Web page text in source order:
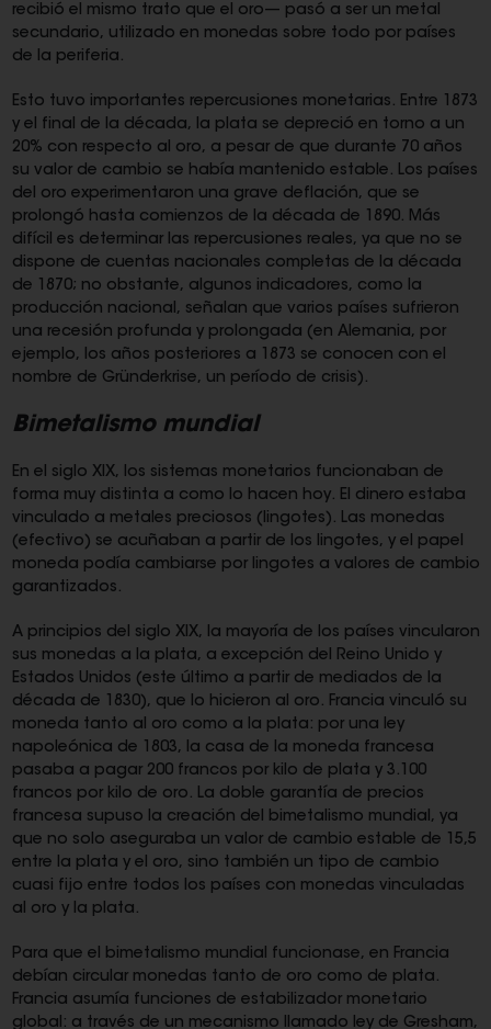
recibió el mismo trato que el oro— pasó a ser un metal
secundario, utilizado en monedas sobre todo por países
de la periferia.
Esto tuvo importantes repercusiones monetarias. Entre 1873
y el final de la década, la plata se depreció en torno a un
20% con respecto al oro, a pesar de que durante 70 años
su valor de cambio se había mantenido estable. Los países
del oro experimentaron una grave deflación, que se
prolongó hasta comienzos de la década de 1890. Más
difícil es determinar las repercusiones reales, ya que no se
dispone de cuentas nacionales completas de la década
de 1870; no obstante, algunos indicadores, como la
producción nacional, señalan que varios países sufrieron
una recesión profunda y prolongada (en Alemania, por
ejemplo, los años posteriores a 1873 se conocen con el
nombre de Gründerkrise, un período de crisis).
Bimetalismo mundial
En el siglo XIX, los sistemas monetarios funcionaban de
forma muy distinta a como lo hacen hoy. El dinero estaba
vinculado a metales preciosos (lingotes). Las monedas
(efectivo) se acuñaban a partir de los lingotes, y el papel
moneda podía cambiarse por lingotes a valores de cambio
garantizados.
A principios del siglo XIX, la mayoría de los países vincularon
sus monedas a la plata, a excepción del Reino Unido y
Estados Unidos (este último a partir de mediados de la
década de 1830), que lo hicieron al oro. Francia vinculó su
moneda tanto al oro como a la plata: por una ley
napoleónica de 1803, la casa de la moneda francesa
pasaba a pagar 200 francos por kilo de plata y 3.100
francos por kilo de oro. La doble garantía de precios
francesa supuso la creación del bimetalismo mundial, ya
que no solo aseguraba un valor de cambio estable de 15,5
entre la plata y el oro, sino también un tipo de cambio
cuasi fijo entre todos los países con monedas vinculadas
al oro y la plata.
Para que el bimetalismo mundial funcionase, en Francia
debían circular monedas tanto de oro como de plata.
Francia asumía funciones de estabilizador monetario
global: a través de un mecanismo llamado ley de Gresham,